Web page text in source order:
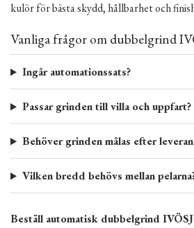
kulör för bästa skydd, hållbarhet och
Vanliga frågor om dubbelgrind
Ingår automationssats?
Passar grinden till villa och uppfart?
Behöver grinden målas efter
Vilken bredd behövs mellan
Beställ automatisk dubbelgrind